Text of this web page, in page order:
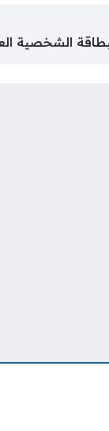
الشخصية